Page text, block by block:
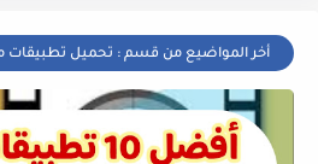
أخر المواضيع من قسم : تحميل تطبيقات